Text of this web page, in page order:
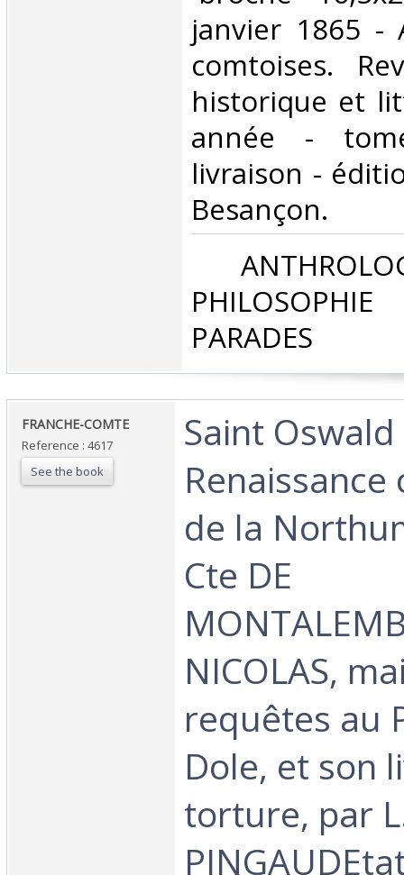
janvier 1865 -
comtoises.
historique et
année -
livraison -
Besançon.‎
PHILOSOPHIE
PARADES‎
‎FRANCHE-COMTE‎
Reference : 4617
See the book
‎Saint
de la
Cte DE
NICOLAS,
requêtes au
Dole, et son
torture, par